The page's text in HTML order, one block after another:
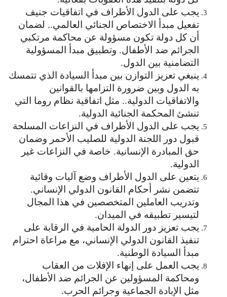
يجب على الدول الأطراف في اتفاقيات جنيف
تفعيل مبدأ الاختصاص الجنائي العالمي.. لضمان
أن كل دولة تكون مسؤولة عن محاكمة مرتكبي
الجرائم ضد الأطفال. وتطبيق مبدأ المسؤولية
التضامنية بين الدول.
ينبغي تعزيز التوازن بين مبدأ السيادة الذي تتمسك
به الدول وبين ضرورة التزامها بالقوانين
والاتفاقيات الدولية.. مثل اتفاقية نظام روما التي
تنشئ المحكمة الجنائية الدولية.
يجب على الدول الأطراف في النزاعات المسلحة
قبول دور اللجنة الدولية للصليب الأحمر وضمان
حق المبادرة الإنسانية. خاصة في النزاعات غير
الدولية.
يتعين على الدول الأطراف وضع آليات وقائية
تتضمن نشر أحكام القانون الدولي الإنساني.
وتدريب العاملين المتخصصين في هذا المجال
لتيسير تطبيقه في الميدان.
يجب تعزيز دور الدولة الحامية في الرقابة على
تنفيذ القانون الدولي الإنساني، مع مراعاة احترام
مبدأ السيادة الوطنية.
يجب العمل على إنهاء الإفلات من العقاب
ومحاكمة المسؤولين عن الجرائم ضد الأطفال،
مثل الإبادة الجماعية وجرائم الحرب.